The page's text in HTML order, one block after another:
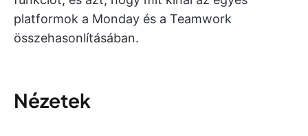
platformok a Monday és a Teamwork
összehasonlításában.
Nézetek